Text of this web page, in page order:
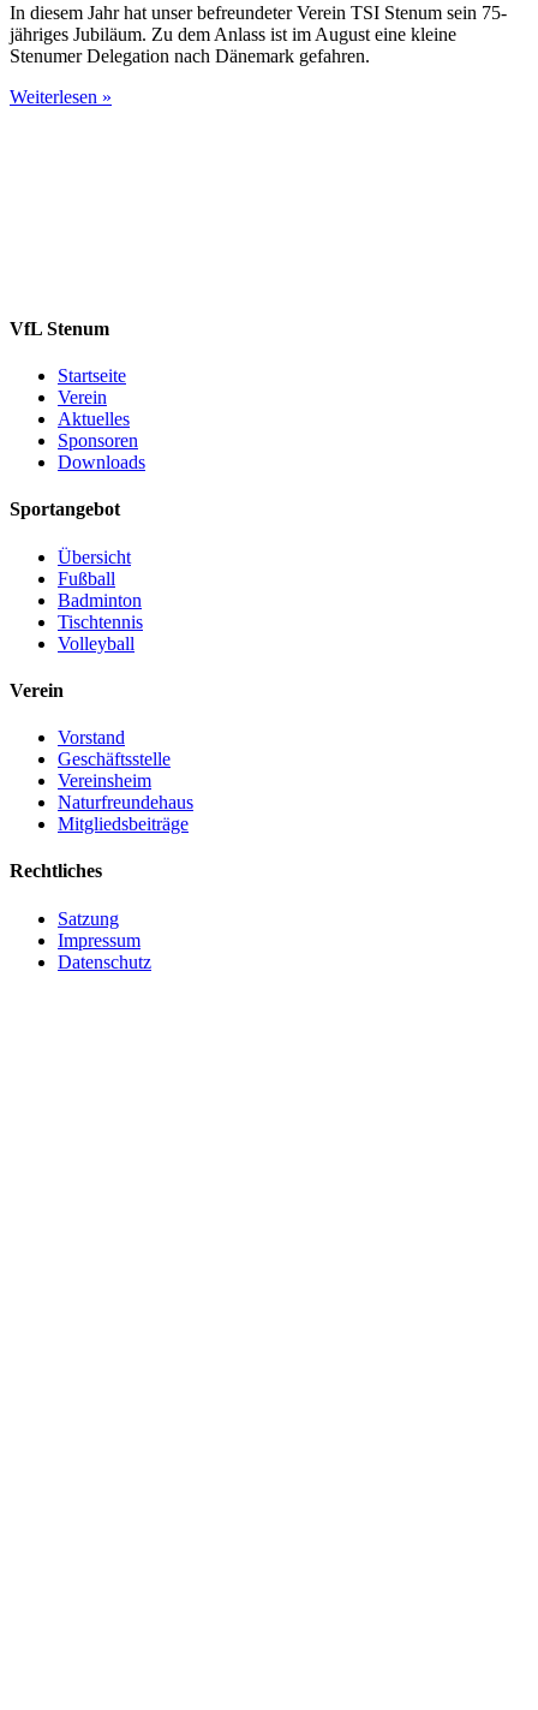
In diesem Jahr hat unser befreundeter Verein TSI Stenum sein 75-
jähriges Jubiläum. Zu dem Anlass ist im August eine kleine
Stenumer Delegation nach Dänemark gefahren.
Weiterlesen »
VfL Stenum
Startseite
Verein
Aktuelles
Sponsoren
Downloads
Sportangebot
Übersicht
Fußball
Badminton
Tischtennis
Volleyball
Verein
Vorstand
Geschäftsstelle
Vereinsheim
Naturfreundehaus
Mitgliedsbeiträge
Rechtliches
Satzung
Impressum
Datenschutz